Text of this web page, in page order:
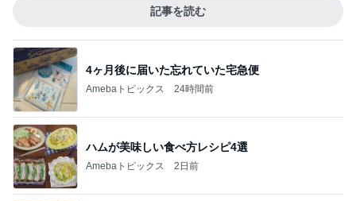
記事を読む
4ヶ月後に届いた忘れていた宅急便
Amebaトピックス 24時間前
ハムが美味しい食べ方レシピ4選
Amebaトピックス 2日前